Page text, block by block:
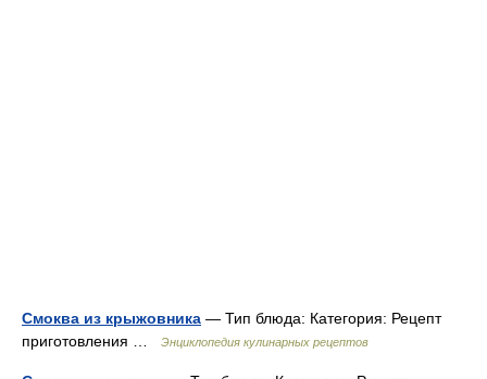
Смоква из крыжовника — Тип блюда: Категория: Рецепт
приготовления …
Энциклопедия кулинарных рецептов